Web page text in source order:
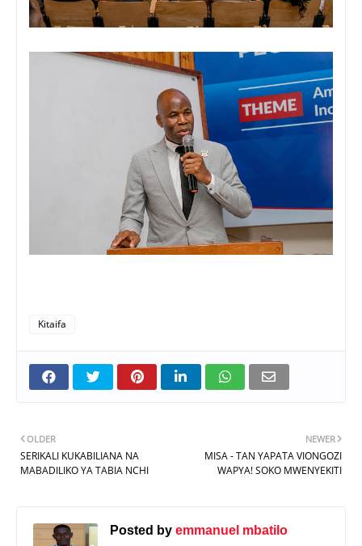
Kitaifa
NEWER
MISA - TAN YAPATA VIONGOZI
WAPYA! SOKO MWENYEKITI
OLDER
SERIKALI KUKABILIANA NA
MABADILIKO YA TABIA NCHI
Posted by emmanuel mbatilo